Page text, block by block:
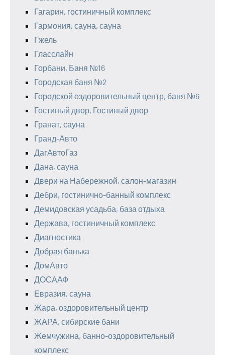
Гагарин, гостиничный комплекс
Гармония, сауна, сауна
Гжель
Гласслайн
Горбани, Баня №16
Городская баня №2
Городской оздоровительный центр, баня №6
Гостиный двор, Гостиный двор
Гранат, сауна
Гранд-Авто
ДагАвтоГаз
Дана, сауна
Двери на Набережной, салон-магазин
Дебри, гостинично-банный комплекс
Демидовская усадьба, база отдыха
Держава, гостиничный комплекс
Диагностика
Добрая банька
ДомАвто
ДОСААФ
Евразия, сауна
Жара, оздоровительный центр
ЖАРА, сибирские бани
Жемчужина, банно-оздоровительный
комплекс